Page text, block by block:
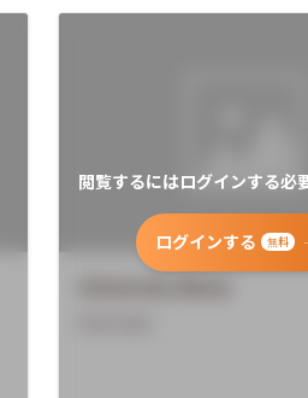
閲覧するにはログインする必
ログインする 無料